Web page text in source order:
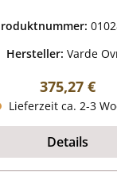
Hersteller:Varde
Regulärer
375,27 €
Lieferzeit ca. 2-3
Details